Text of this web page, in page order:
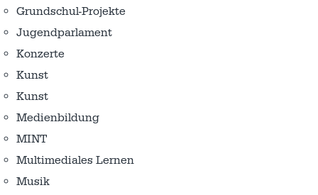
Grundschul-Projekte
Jugendparlament
Konzerte
Kunst
Kunst
Medienbildung
MINT
Multimediales Lernen
Musik